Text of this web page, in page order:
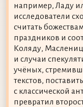
например, Ладу
исследователи
считать
праздников и
Коляду,
и случаи
учёных,
текстов,
с классической
превратил